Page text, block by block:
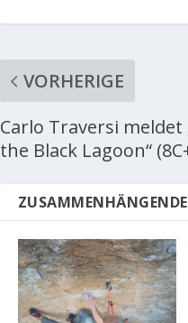
VORHERIGE
Carlo Traversi
the Black Lagoon“